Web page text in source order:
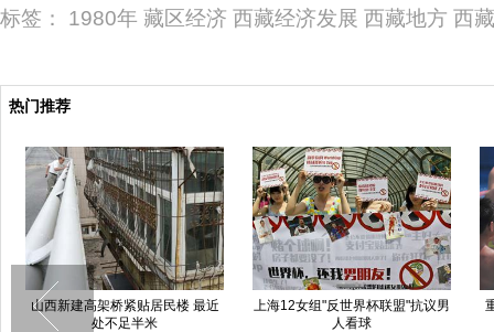
标签： 1980年 藏区经济 西藏经济发展 西藏地方 西
热门推荐
郑州一桥墩被建筑垃圾压断 村民
劝阻车辆遭枪击
新疆库尔勒突发暴雨洪水漫城[组
图]